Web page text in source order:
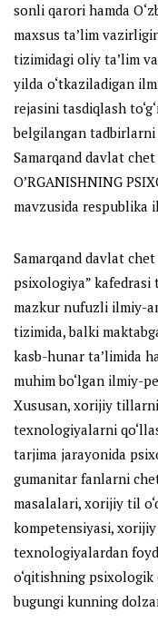
sonli qarori hamda
maxsus ta’lim
tizimidagi oliy ta’lim
yilda o‘tkaziladigan
rejasini tasdiqlash
belgilangan tadbirlarni
Samarqand davlat
O’RGANISHNING
mavzusida respublika
Samarqand davlat
psixologiya”
mazkur nufuzli ilmiy-
tizimida, balki
kasb-hunar ta’limida
muhim bo‘lgan ilmiy-
Xususan, xorijiy
texnologiyalarni
tarjima jarayonida
gumanitar fanlarni
masalalari, xorijiy til
kompetensiyasi,
texnologiyalardan
o‘qitishning
bugungi kunning